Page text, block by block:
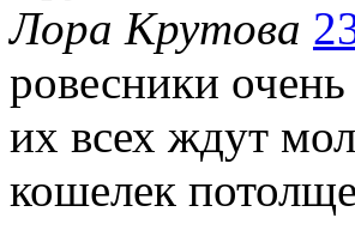
Лора Крутова
ровесники
их всех ждут
кошелек